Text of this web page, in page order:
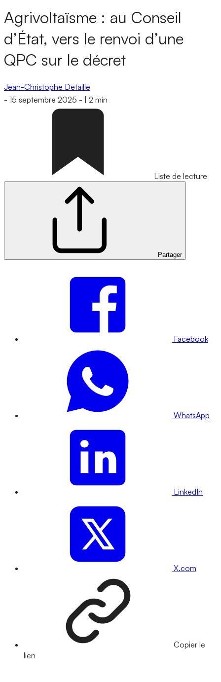
Agrivoltaïsme : au Conseil
d’État, vers le renvoi d’une
QPC sur le décret
Jean-Christophe Detaille
- 15 septembre 2025 - 2 min
Liste de lecture
Partager
Facebook
WhatsApp
LinkedIn
X.com
Copier le
lien